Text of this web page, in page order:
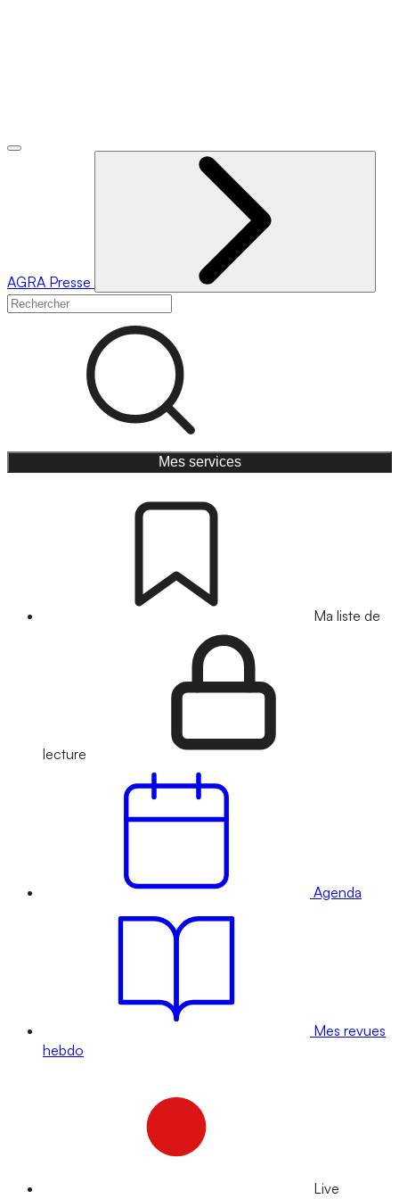
AGRA Presse
Mes services
Ma liste de
lecture
Agenda
Mes revues
hebdo
Live